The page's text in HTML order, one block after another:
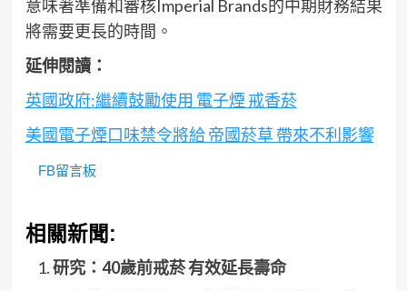
意味著準備和審核Imperial Brands的中期財務結果
將需要更長的時間。
延伸閱讀：
英國政府:繼續鼓勵使用 電子煙 戒香菸
美國電子煙口味禁令將給 帝國菸草 帶來不利影響
FB留言板
相關新聞:
研究：40歲前戒菸 有效延長壽命